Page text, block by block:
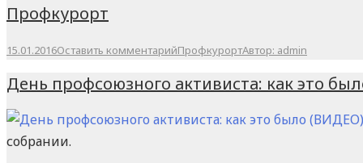
Профкурорт
15.01.2016Оставить комментарийПрофкурортАвтор: admin
День профсоюзного активиста: как это
собрании.